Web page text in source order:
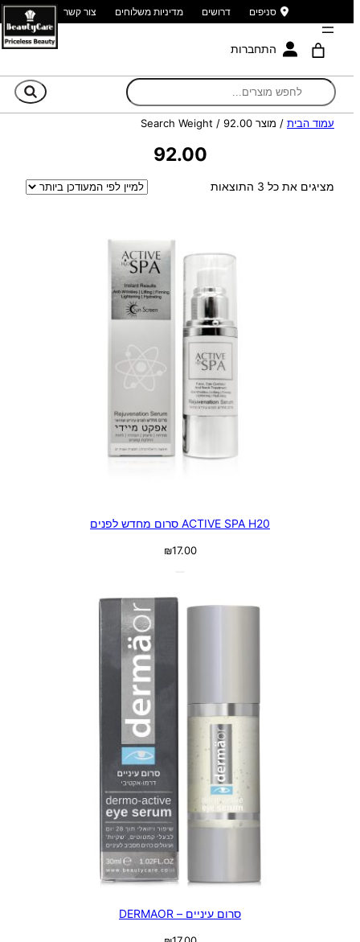
סניפים דרושים מדיניות משלוחים צור קשר
התחברות
עמוד הבית / מוצר Search Weight / 92.00
92.00
מציגים את כל ⁦3⁩ התוצאות
ממוין
ביותר
ACTIVE SPA H20 סרום מחדש לפנים
₪17.00
סרום עיניים – DERMAOR